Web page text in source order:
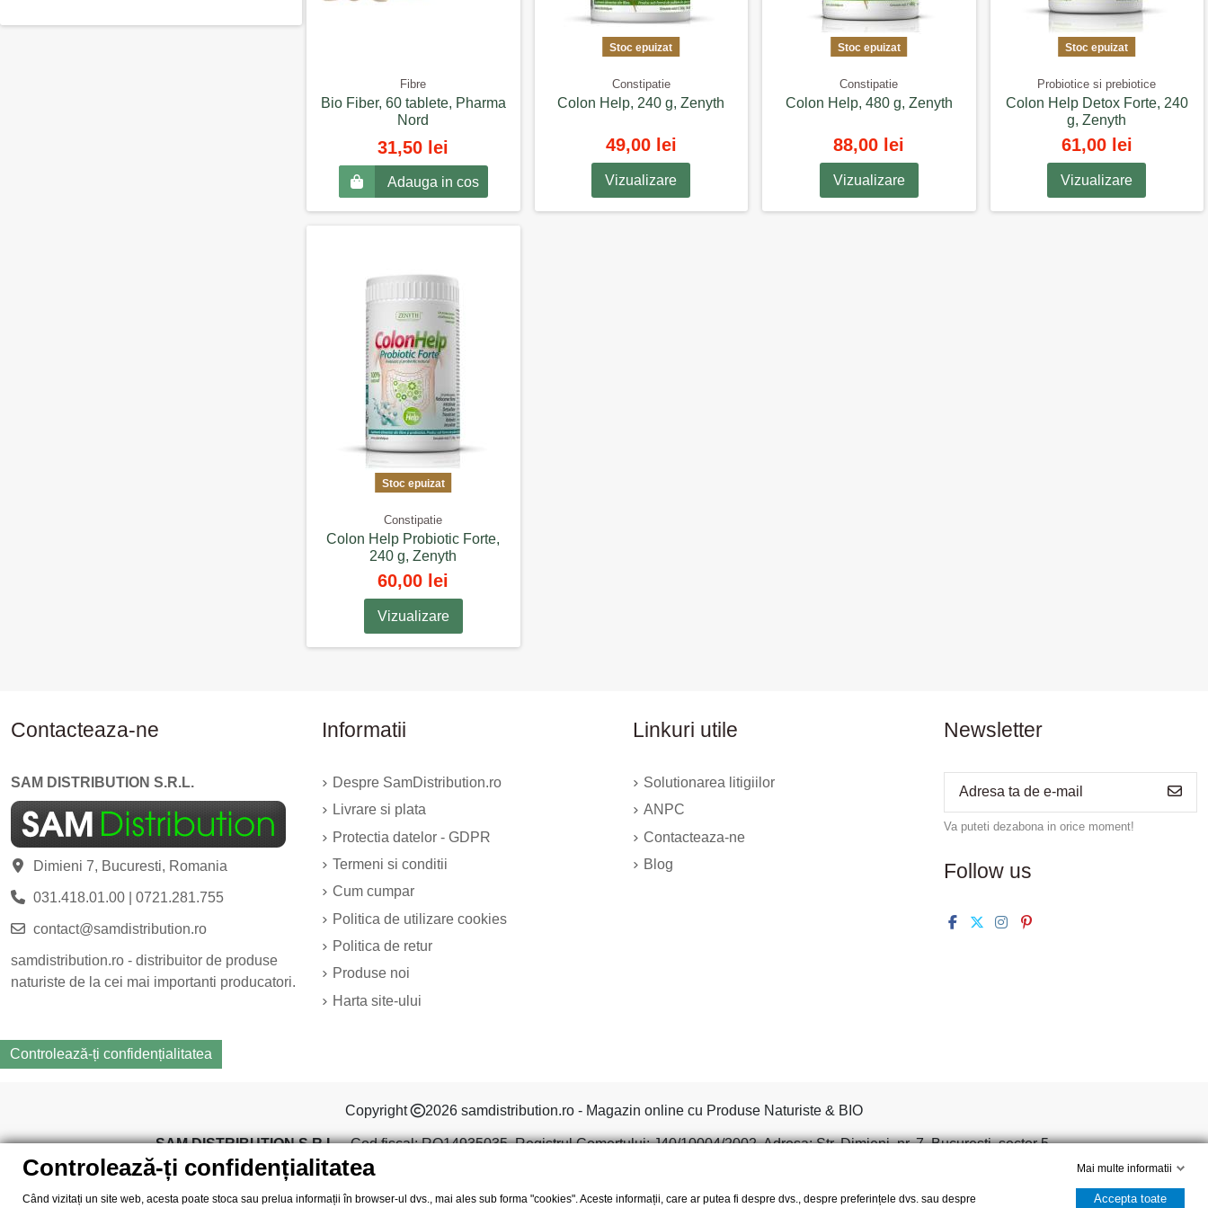
Fibre
Bio Fiber, 60 tablete, Pharma
Nord
31,50 lei
Adauga in cos
Stoc epuizat
Constipatie
Colon Help, 240 g, Zenyth
49,00 lei
Vizualizare
Stoc epuizat
Constipatie
Colon Help, 480 g, Zenyth
88,00 lei
Vizualizare
Stoc epuizat
Probiotice si prebiotice
Colon Help Detox Forte, 240
g, Zenyth
61,00 lei
Vizualizare
Stoc epuizat
Constipatie
Colon Help Probiotic Forte,
240 g, Zenyth
60,00 lei
Vizualizare
Contacteaza-ne
SAM DISTRIBUTION S.R.L.
Dimieni 7, Bucuresti, Romania
031.418.01.00| 0721.281.755
contact@samdistribution.ro
samdistribution.ro - distribuitor de produse
naturiste de la cei mai importanti producatori.
Informatii
Despre SamDistribution.ro
Livrare si plata
Protectia datelor - GDPR
Termeni si conditii
Cum cumpar
Politica de utilizare cookies
Politica de retur
Produse noi
Harta site-ului
Linkuri utile
Solutionarea litigiilor
ANPC
Contacteaza-ne
Blog
Newsletter
Va puteti dezabona in orice moment!
Follow us
Controlează-ți confidențialitatea
Copyright 2026 samdistribution.ro - Magazin online cu Produse Naturiste & BIO
SAM DISTRIBUTION S.R.L.- Cod fiscal: RO14935035, Registrul Comertului: J40/10004/2002, Adresa: Str. Dimieni, nr. 7, Bucuresti, sector 5.
Controlează-ți confidențialitatea
Când vizitați un site web, acesta poate stoca sau prelua informații în browser-ul dvs., mai ales sub forma "cookies". Aceste informații, care ar putea fi despre dvs., despre preferințele dvs. sau despre
Mai multe informatii
Accepta toate